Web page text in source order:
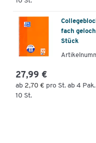
fach
Stück
27,99 €
ab 2,70 € pro St. ab 4
10 St.